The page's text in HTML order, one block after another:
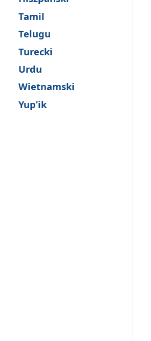
Tamil
Telugu
Turecki
Urdu
Wietnamski
Yup’ik